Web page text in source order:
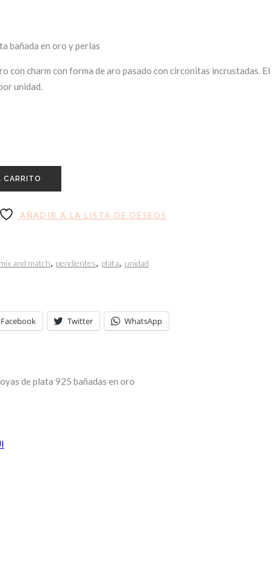
bañada en oro y perlas
con charm con forma de aro pasado con circonitas incrustadas. El
unidad.
CARRITO
AÑADIR A LA LISTA DE DESEOS
mix and match, pendientes, plata, unidad
Facebook Twitter WhatsApp
de plata 925 bañadas en oro